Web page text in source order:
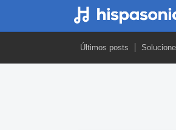
Últimos posts